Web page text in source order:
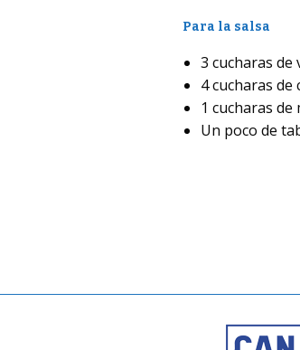
Para la salsa
3 cucharas de
4 cucharas de
1 cucharas de
Un poco de